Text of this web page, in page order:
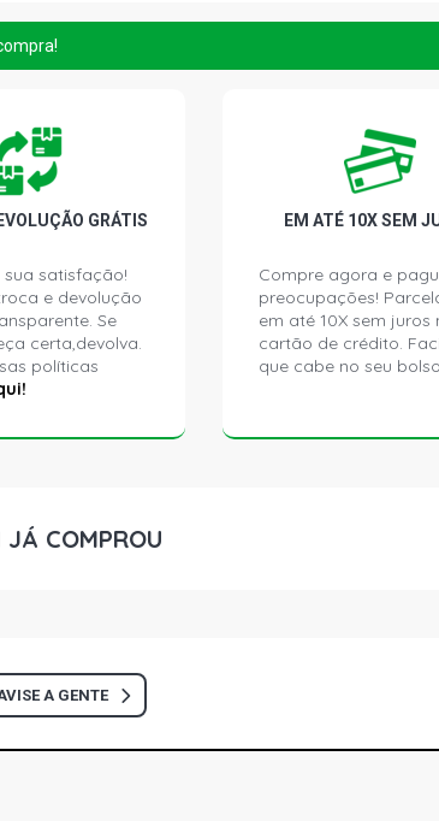
CHEVETTE SL SEDAN 1.4 8V GASOLINA (1973 -
1982)
CHEVETTE DL SEDAN 1.6 8V GASOLINA (1979 -
1987)
CHEVETTE DL S SEDAN 1.6 8V GASOLINA (1985 -
1993)
CHEVETTE L SEDAN 1.6 8V GASOLINA (1979 -
1987)
CHEVETTE SE S SEDAN 1.6 8V GASOLINA (1985 -
CHEVETTE SL S SEDAN 1.6 8V GASOLINA (1985 -
GRÁTIS
sua satisfação!
e devolução
Se
certa,devolva.
políticas
EM ATÉ 10X SEM
Compre agora e
preocupações!
em até 10X sem juros
cartão de crédito.
que cabe no seu
JÁ COMPROU
A GENTE